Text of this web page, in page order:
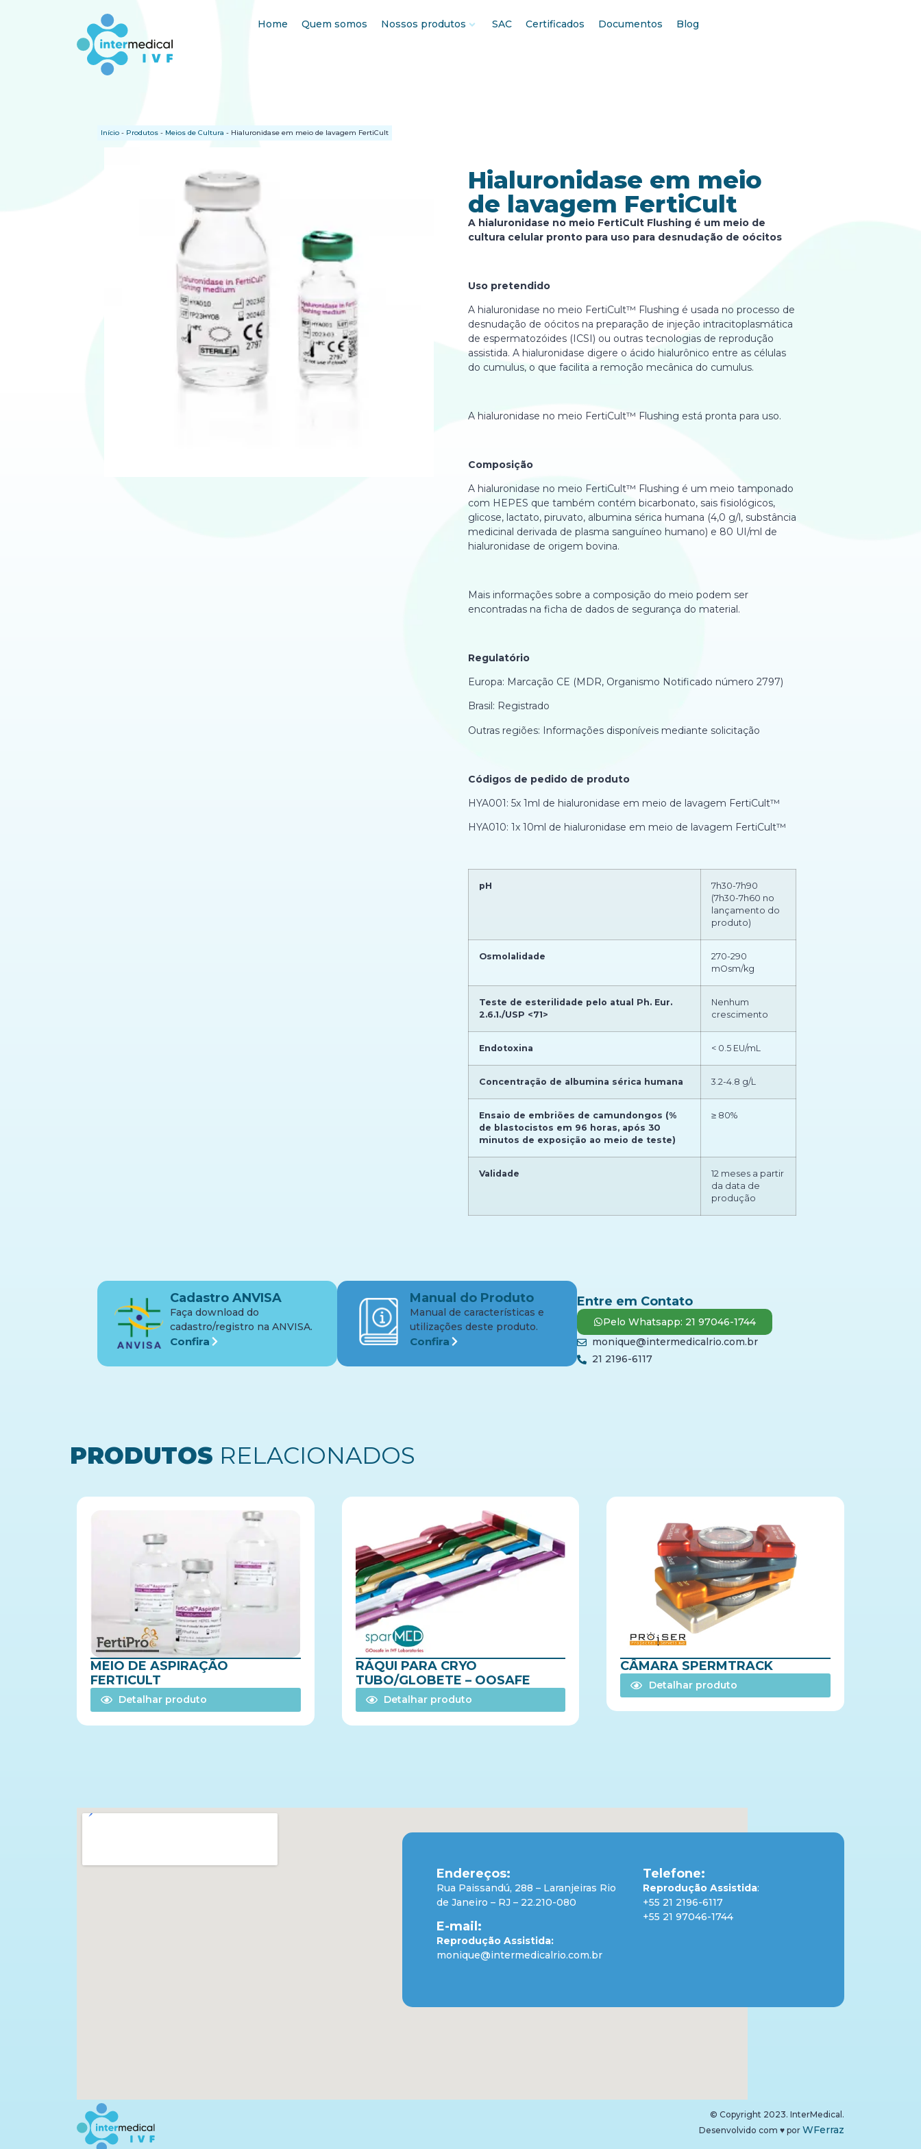
Home Quem somos Nossos produtos SAC Certificados Documentos Blog
Início - Produtos - Meios de Cultura - Hialuronidase em meio de lavagem FertiCult
Hialuronidase em meio
de lavagem FertiCult
A hialuronidase no meio FertiCult Flushing é um meio de
cultura celular pronto para uso para desnudação de oócitos
Uso pretendido
A hialuronidase no meio FertiCult™ Flushing é usada no processo de
desnudação de oócitos na preparação de injeção intracitoplasmática
de espermatozóides (ICSI) ou outras tecnologias de reprodução
assistida. A hialuronidase digere o ácido hialurônico entre as células
do cumulus, o que facilita a remoção mecânica do cumulus.
A hialuronidase no meio FertiCult™ Flushing está pronta para uso.
Composição
A hialuronidase no meio FertiCult™ Flushing é um meio tamponado
com HEPES que também contém bicarbonato, sais fisiológicos,
glicose, lactato, piruvato, albumina sérica humana (4,0 g/l, substância
medicinal derivada de plasma sanguíneo humano) e 80 UI/ml de
hialuronidase de origem bovina.
Mais informações sobre a composição do meio podem ser
encontradas na ficha de dados de segurança do material.
Regulatório
Europa: Marcação CE (MDR, Organismo Notificado número 2797)
Brasil: Registrado
Outras regiões: Informações disponíveis mediante solicitação
Códigos de pedido de produto
HYA001: 5x 1ml de hialuronidase em meio de lavagem FertiCult™
HYA010: 1x 10ml de hialuronidase em meio de lavagem FertiCult™
pH
7h30-7h90
(7h30-7h60 no
lançamento do
produto)
Osmolalidade
270-290
mOsm/kg
Teste de esterilidade pelo atual Ph. Eur.
2.6.1./USP <71>
Nenhum
crescimento
Endotoxina < 0.5 EU/mL
Concentração de albumina sérica humana 3.2-4.8 g/L
Ensaio de embriões de camundongos (%
de blastocistos em 96 horas, após 30
minutos de exposição ao meio de teste)
≥ 80%
Validade
12 meses a partir
da data de
produção
Cadastro ANVISA
Faça download do
cadastro/registro na ANVISA.
Confira
Manual do Produto
Manual de características e
utilizações deste produto.
Confira
Entre em Contato
Pelo Whatsapp: 21 97046-1744
monique@intermedicalrio.com.br
21 2196-6117
PRODUTOS RELACIONADOS
MEIO DE ASPIRAÇÃO
FERTICULT
Detalhar produto
RÁQUI PARA CRYO
TUBO/GLOBETE – OOSAFE
Detalhar produto
CÂMARA SPERMTRACK
Detalhar produto
Endereços:
Rua Paissandú, 288 – Laranjeiras Rio
de Janeiro – RJ – 22.210-080
E-mail:
Reprodução Assistida:
monique@intermedicalrio.com.br
Telefone:
Reprodução Assistida:
+55 21 2196-6117
+55 21 97046-1744
Desenvolvido com ♥ por WFerraz
© Copyright 2023. InterMedical.